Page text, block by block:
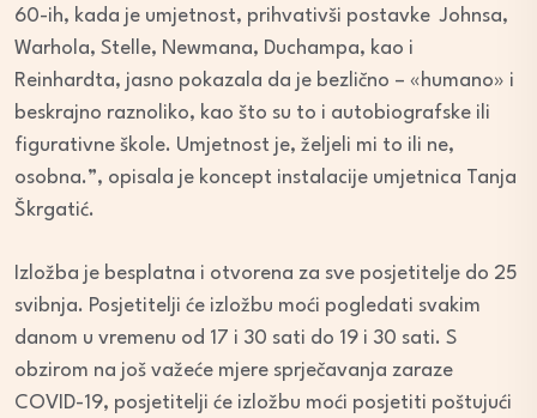
60-ih, kada je umjetnost, prihvativši postavke Johnsa,
Warhola, Stelle, Newmana, Duchampa, kao i
Reinhardta, jasno pokazala da je bezlično – «humano» i
beskrajno raznoliko, kao što su to i autobiografske ili
figurativne škole. Umjetnost je, željeli mi to ili ne,
osobna.”, opisala je koncept instalacije umjetnica Tanja
Škrgatić.
Izložba je besplatna i otvorena za sve posjetitelje do 25
svibnja. Posjetitelji će izložbu moći pogledati svakim
danom u vremenu od 17 i 30 sati do 19 i 30 sati. S
obzirom na još važeće mjere sprječavanja zaraze
COVID-19, posjetitelji će izložbu moći posjetiti poštujući